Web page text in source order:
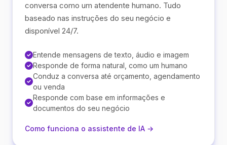
conversa como um atendente humano. Tudo
baseado nas instruções do seu negócio e
disponível 24/7.
Entende mensagens de texto, áudio e imagem
Responde de forma natural, como um humano
Conduz a conversa até orçamento, agendamento
ou venda
Responde com base em informações e
documentos do seu negócio
Como funciona o assistente de IA →